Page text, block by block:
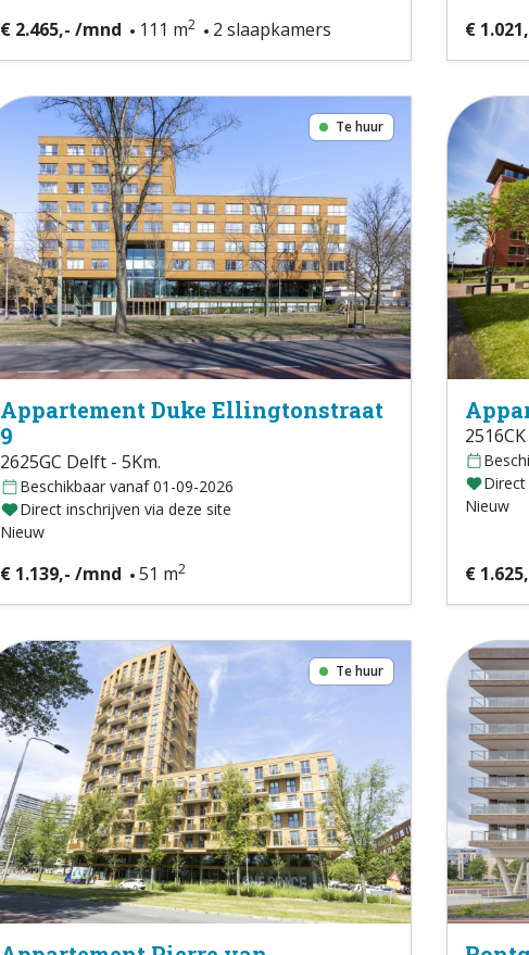
€ 2.465,- /mnd 111 m2 2 slaapkamers €
Te huur
Appartement Duke Ellingtonstraat
9
2625GC Delft - 5Km.
Beschikbaar vanaf 01-09-2026
Direct inschrijven via deze site
Nieuw
€ 1.139,- /mnd 51 m2
Nieuw
€
Te huur